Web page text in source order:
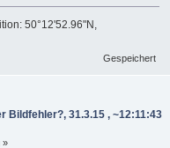
50°12'52.96"N,
Gespeichert
Bildfehler?, 31.3.15 , ~12:11:43
»